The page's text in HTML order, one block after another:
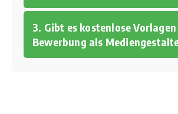
3. Gibt es kostenlose
Bewerbung als